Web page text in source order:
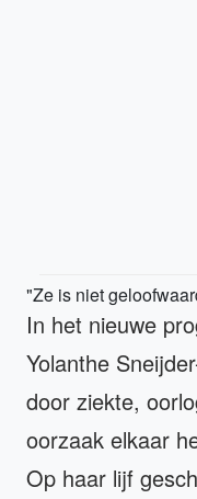
"Ze is niet
In het nieuwe
Yolanthe
door ziekte,
oorzaak elkaar
Op haar lijf